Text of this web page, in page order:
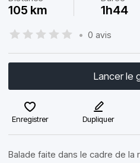
105 km 1h44
• 0 avis
Lancer le
Enregistrer Dupliquer
Balade faite dans le cadre de la